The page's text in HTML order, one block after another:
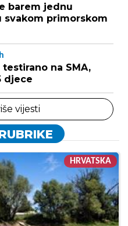
barem jednu
svakom primorskom
h
testirano na SMA,
djece
vijesti
HRVATSKA